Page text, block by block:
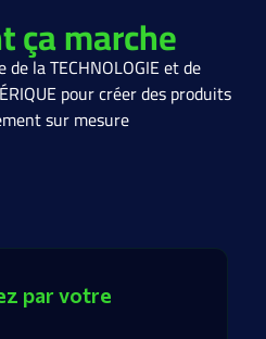
ça marche
la TECHNOLOGIE et de
pour créer des produits
sur mesure
par votre